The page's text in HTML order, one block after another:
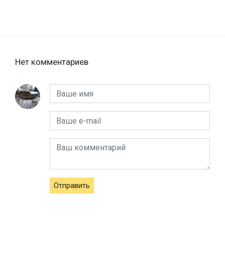
Нет комментариев
Отправить